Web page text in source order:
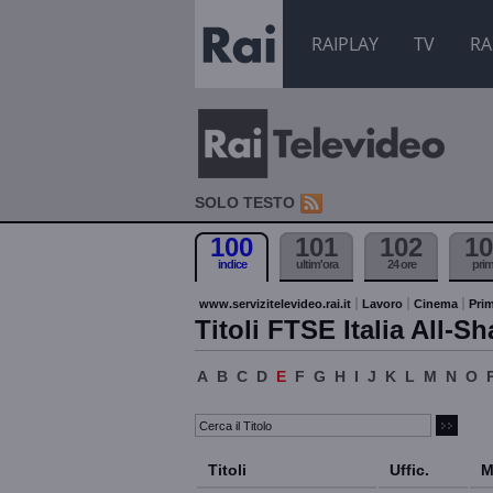
RAIPLAY TV
SOLO TESTO
100
indice
101
ultim'ora
102
24 ore
www.servizitelevideo.rai.it Lavoro Cinema
Titoli FTSE Italia All-
A B C D E F G H I J K L M N O
Titoli Uffic.